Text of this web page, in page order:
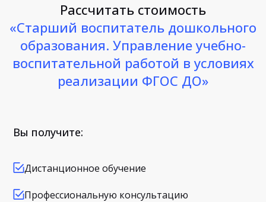
Рассчитать стоимость
«Старший воспитатель дошкольного
образования. Управление учебно-
воспитательной работой в условиях
реализации ФГОС ДО»
Вы получите:
Дистанционное обучение
Профессиональную консультацию